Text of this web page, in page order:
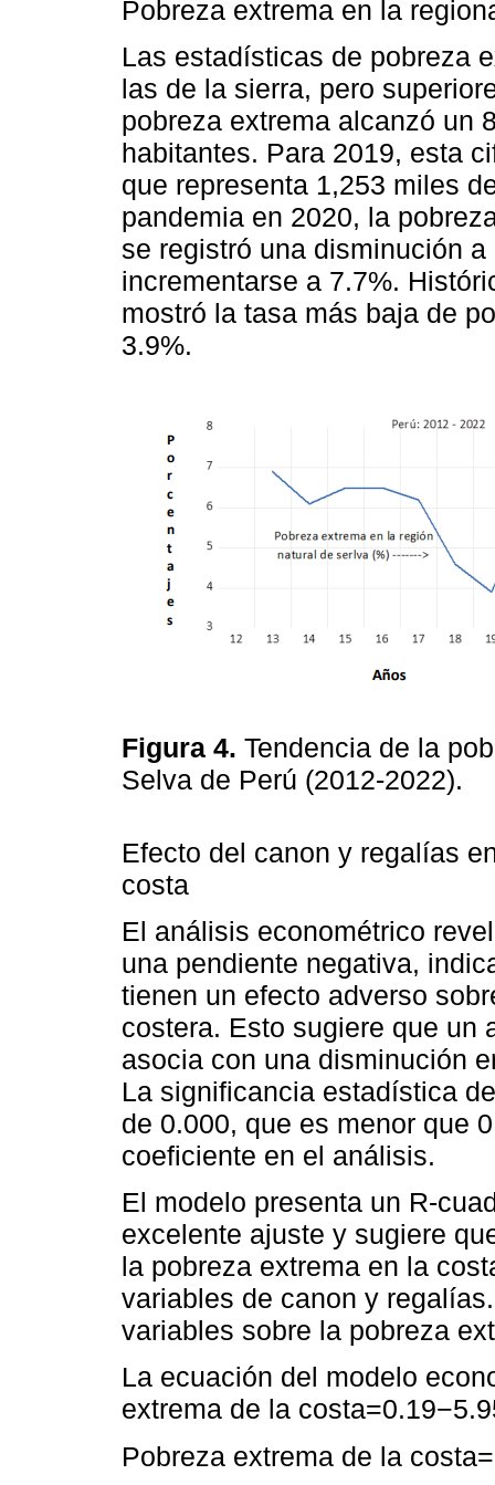
Pobreza extrema en la
Las estadísticas de pobreza
las de la sierra, pero
pobreza extrema alcanzó un
habitantes. Para 2019, esta
que representa 1,253 miles
pandemia en 2020, la
se registró una disminución
incrementarse a 7.7%.
mostró la tasa más baja de
3.9%.
Figura 4. Tendencia de la
Selva de Perú (2012-2022).
Efecto del canon y regalías
costa
El análisis econométrico
una pendiente negativa,
tienen un efecto adverso
costera. Esto sugiere que un
asocia con una disminución
La significancia estadística
de 0.000, que es menor que
coeficiente en el análisis.
El modelo presenta un R-
excelente ajuste y sugiere
la pobreza extrema en la
variables de canon y
variables sobre la pobreza
La ecuación del modelo
extrema de la
Pobreza extrema de la